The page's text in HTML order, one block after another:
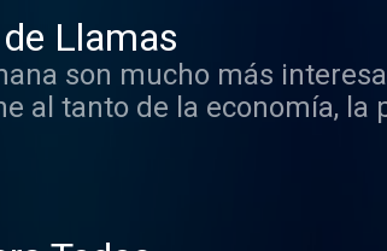
Llamas
son mucho más
al tanto de la economía,